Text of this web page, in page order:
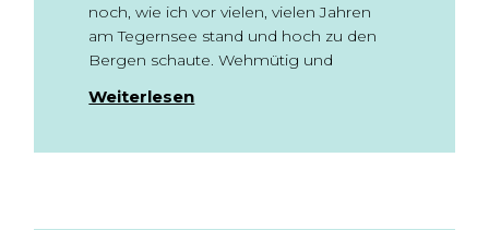
noch, wie ich vor vielen, vielen Jahren
am Tegernsee stand und hoch zu den
Bergen schaute. Wehmütig und
Weiterlesen